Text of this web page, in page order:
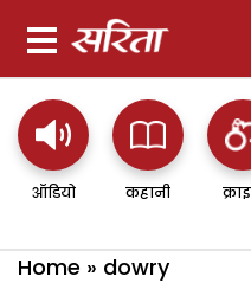
ऑडियो कहानी
Home » dowry